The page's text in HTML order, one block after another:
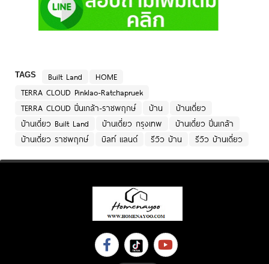
TAGS Built Land
HOME
TERRA CLOUD Pinklao-Ratchapruek
TERRA CLOUD ปิ่นเกล้า-ราชพฤกษ์
บ้าน
บ้านเดี่ยว
บ้านเดี่ยว Built Land
บ้านเดี่ยว กรุงเทพ
บ้านเดี่ยว ปิ่นเกล้า
บ้านเดี่ยว ราชพฤกษ์
บิลท์ แลนด์ รีวิว บ้าน รีวิว บ้านเดี่ยว